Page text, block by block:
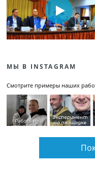
МЫ В INSTAGRAM
Смотрите примеры наших